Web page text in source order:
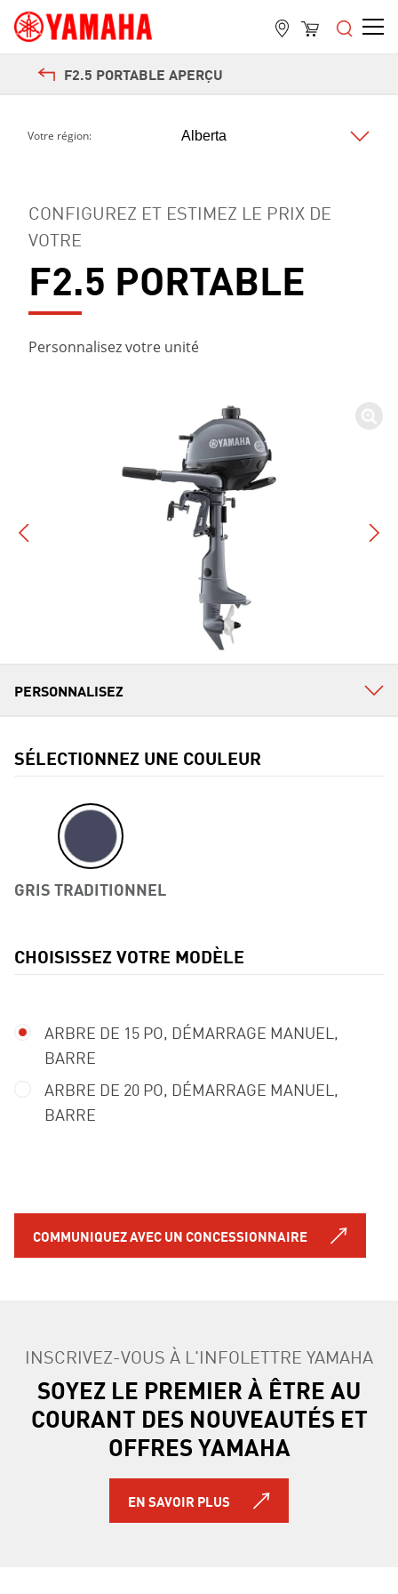
F2.5 PORTABLE APERÇU
Votre région:
CONFIGUREZ ET ESTIMEZ LE PRIX DE
VOTRE
F2.5 PORTABLE
Personnalisez votre unité
Previous
SÉLECTIONNEZ UNE COULEUR
GRIS TRADITIONNEL
CHOISISSEZ VOTRE MODÈLE
ARBRE DE 15 PO, DÉMARRAGE MANUEL,
BARRE
ARBRE DE 20 PO, DÉMARRAGE MANUEL,
BARRE
COMMUNIQUEZ AVEC UN CONCESSIONNAIRE
INSCRIVEZ-VOUS À L'INFOLETTRE YAMAHA
SOYEZ LE PREMIER À ÊTRE AU
COURANT DES NOUVEAUTÉS ET
OFFRES YAMAHA
EN SAVOIR PLUS